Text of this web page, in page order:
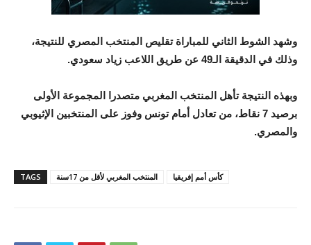
وشهد الشوط الثاني للمباراة تقليص المنتخب المصري للنتيجة،
وذلك في الدقيقة الـ49 عن طريق اللاعب زياد سعودي.
وبهذه النتيجة تأهل المنتخب المغربي متصدرا المجموعة الأولى
برصيد 7 نقاط، من تعادل أمام تونس وفوز على المنتخبين الإثيوبي
والمصري.
TAGS المنتخب المغربي لأقل من 17سنة كأس أمم إفريقيا